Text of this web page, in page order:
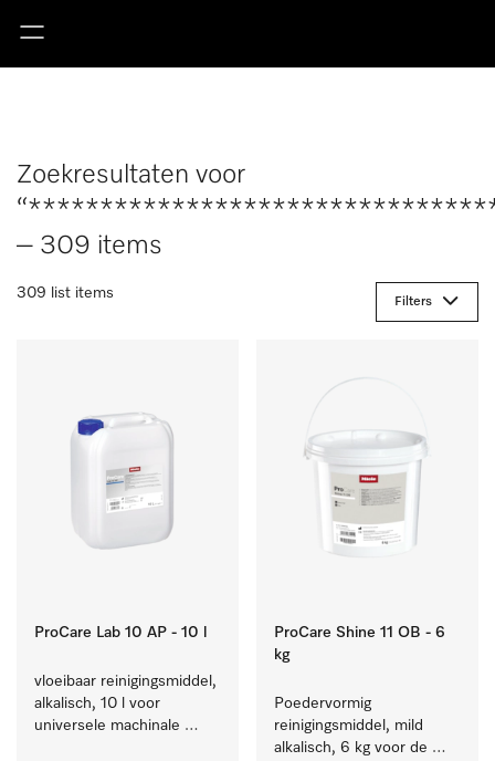
Zoekresultaten voor
– 309 items
309 list items
Filters
ProCare Lab 10 AP - 10 l
vloeibaar reinigingsmiddel,
alkalisch, 10 l voor
universele machinale
ProCare Shine 11 OB - 6
kg
Poedervormig
reinigingsmiddel, mild
alkalisch, 6 kg voor de